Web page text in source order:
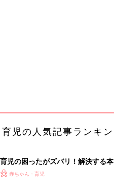
0％OFF以上が続々登場！Amazonの
本気が...
PR（Amazon）